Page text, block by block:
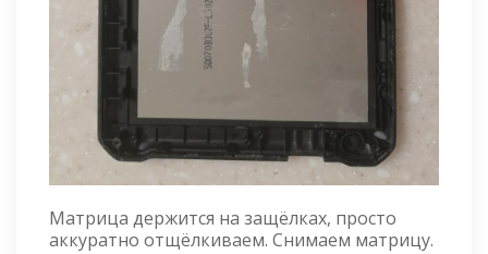
Матрица держится на защёлках, просто
аккуратно отщёлкиваем. Снимаем матрицу.